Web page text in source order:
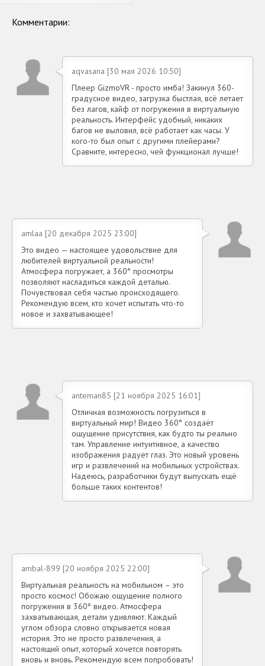
Комментарии:
aqvasana [30 мая 2026 10:50]
Плеер GizmoVR - просто имба! Закинул 360-
градусное видео, загрузка быстлая, всё летает
без лагов, кайф от погружения в виртуальную
реальность. Интерфейс удобный, никаких
багов не выловил, всё работает как часы. У
кого-то был опыт с другими плейерами?
Сравните, интересно, чей функционал лучше!
amlaa [20 декабря 2025 23:00]
Это видео — настоящее удовольствие для
любителей виртуальной реальности!
Атмосфера погружает, а 360° просмотры
позволяют насладиться каждой деталью.
Почувствовал себя частью происходящего.
Рекомендую всем, кто хочет испытать что-то
новое и захватывающее!
anteman85 [21 ноября 2025 16:01]
Отличная возможность погрузиться в
виртуальный мир! Видео 360° создаёт
ощущение присутствия, как будто ты реально
там. Управление интуитивное, а качество
изображения радует глаз. Это новый уровень
игр и развлечений на мобильных устройствах.
Надеюсь, разработчики будут выпускать ещё
больше таких контентов!
ambal-899 [20 ноября 2025 22:00]
Виртуальная реальность на мобильном – это
просто космос! Обожаю ощущение полного
погружения в 360º видео. Атмосфера
захватывающая, детали удивляют. Каждый
углом обзора словно открывается новая
история. Это не просто развлечения, а
настоящий опыт, который хочется повторять
вновь и вновь. Рекомендую всем попробовать!